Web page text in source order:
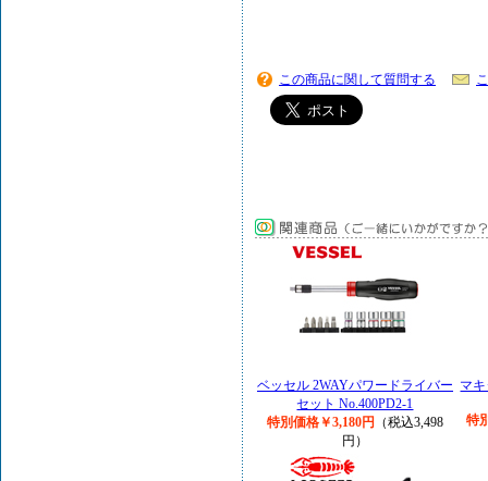
この商品に関して質問する
ベッセル 2WAYパワードライバー
セット No.400PD2-1
特別価格￥3,180円
（税込3,498
円）
マ
特